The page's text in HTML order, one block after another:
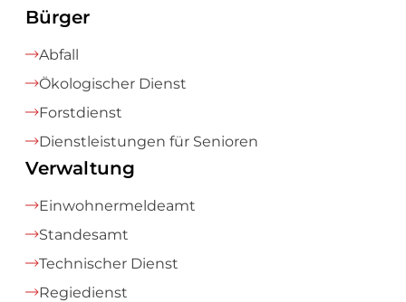
Bürger
Abfall
Ökologischer Dienst
Forstdienst
Dienstleistungen für Senioren
Verwaltung
Einwohnermeldeamt
Standesamt
Technischer Dienst
Regiedienst